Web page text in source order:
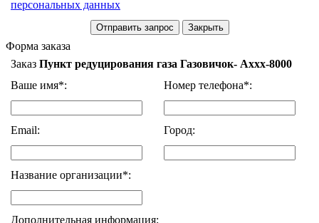
персональных данных
Форма заказа
Заказ Пункт редуцирования газа Газовичок- Аххх-8000
Ваше имя*:
Номер телефона*:
Email: Город:
Название организации*:
Дополнительная информация: